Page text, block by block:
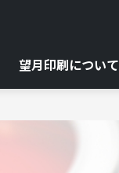
望月印刷について